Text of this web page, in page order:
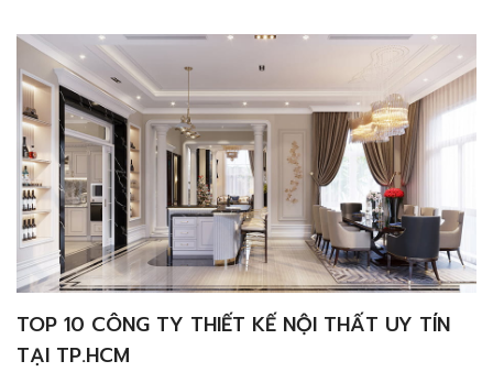
chung cư phong cách Bắc […]
TOP 10 CÔNG TY THIẾT KẾ NỘI THẤT UY TÍN
TẠI TP.HCM